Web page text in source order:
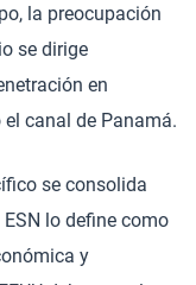
la preocupación
se dirige
en
canal de Panamá.
se consolida
lo define como
y